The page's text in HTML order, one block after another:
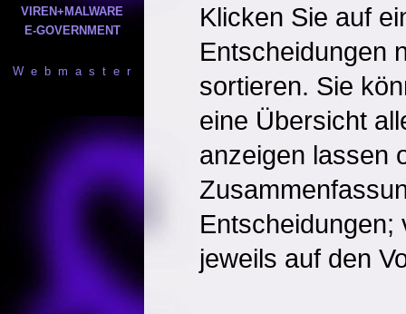
VIREN+MALWARE
E-GOVERNMENT
W e b m a s t e r
Klicken Sie auf
Entscheidungen
sortieren. Sie
eine Übersicht
anzeigen lassen
Entscheidungen;
jeweils auf den